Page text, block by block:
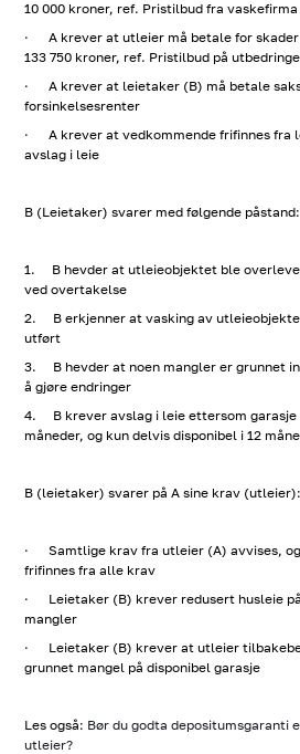
10 000 kroner, ref. Pristilbud fra vaskefirma
· A krever at utleier må betale for skader
133 750 kroner, ref. Pristilbud på
· A krever at leietaker (B) må betale
forsinkelsesrenter
· A krever at vedkommende frifinnes fra
avslag i leie
B (Leietaker) svarer med følgende påstand:
1. B hevder at utleieobjektet ble
ved overtakelse
2. B erkjenner at vasking av
utført
3. B hevder at noen mangler er grunnet
å gjøre endringer
4. B krever avslag i leie ettersom garasje
måneder, og kun delvis disponibel i 12
B (leietaker) svarer på A sine krav (utleier):
· Samtlige krav fra utleier (A) avvises,
frifinnes fra alle krav
· Leietaker (B) krever redusert husleie
mangler
· Leietaker (B) krever at utleier
grunnet mangel på disponibel garasje
Les også: Bør du godta depositumsgaranti
utleier?